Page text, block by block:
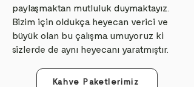
paylaşmaktan mutluluk duymaktayız.
Bizim için oldukça heyecan verici ve
büyük olan bu çalışma umuyoruz ki
sizlerde de aynı heyecanı yaratmıştır.
Kahve Paketlerimiz